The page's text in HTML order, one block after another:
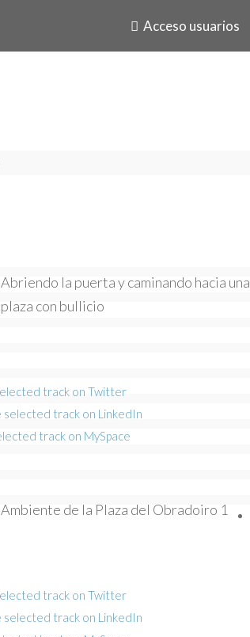
Acceso usuarios
Abriendo la puerta y caminando hacia una
plaza con bullicio
Ambiente de la Plaza del Obradoiro 1